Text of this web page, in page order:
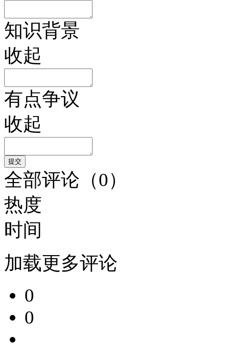
知识背景
收起
有点争议
收起
全部评论（0）
热度
时间
加载更多评论
0
0